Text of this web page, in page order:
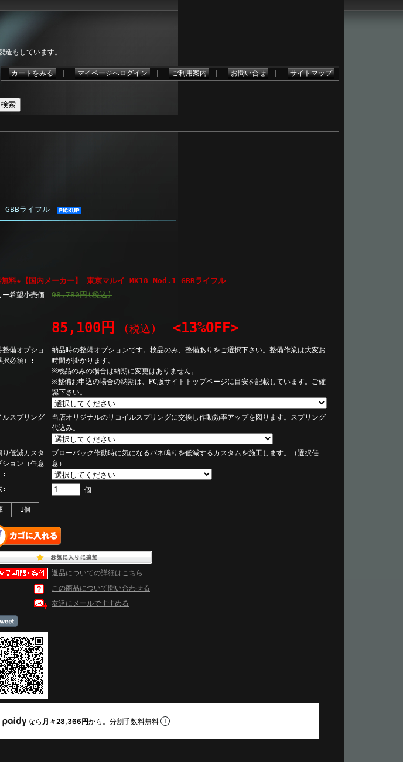
造もしています。
カートをみる マイページへログイン ご利用案内 お問い合せ サイトマップ
ライフル
無料★【国内メーカー】 東京マルイ MK18 Mod.1 GBBライフル
ー希望小売価
98,780円(税込)
85,100円 (税込) <13%OFF>
整備オプショ
択必須）:
納品時の整備オプションです。検品のみ、整備ありをご選択下さい。整備作業は大変お
時間が掛かります。
※検品のみの場合は納期に変更はありません。
※整備お申込の場合の納期は、PC版サイトトップページに目安を記載しています。ご確
認下さい。
ルスプリング
当店オリジナルのリコイルスプリングに交換し作動効率アップを図ります。スプリング
代込み。
り低減カスタ
ション（任意
:
ブローバック作動時に気になるバネ鳴りを低減するカスタムを施工します。（選択任
意）
: 個
1個
返品についての詳細はこちら
この商品について問い合わせる
友達にメールですすめる
なら 月々28,366円から。分割手数料無料